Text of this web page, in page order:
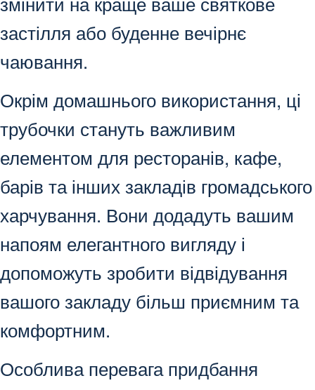
застілля або буденне вечірнє
чаювання.
Окрім домашнього використання, ці
трубочки стануть важливим
елементом для ресторанів, кафе,
барів та інших закладів громадського
харчування. Вони додадуть вашим
напоям елегантного вигляду і
допоможуть зробити відвідування
вашого закладу більш приємним та
комфортним.
Особлива перевага придбання